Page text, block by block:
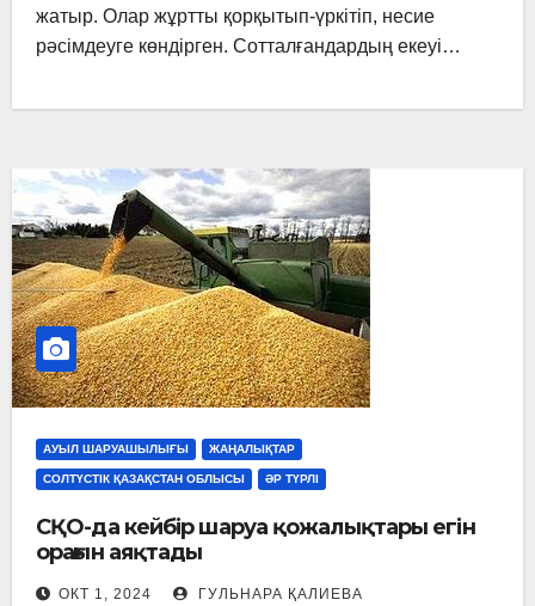
жатыр. Олар жұртты қорқытып-үркітіп, несие
рәсімдеуге көндірген. Сотталғандардың екеуі…
АУЫЛ ШАРУАШЫЛЫҒЫ ЖАҢАЛЫҚТАР
СОЛТҮСТІК ҚАЗАҚСТАН ОБЛЫСЫ ӘР ТҮРЛІ
СҚО-да кейбір шаруа қожалықтары егін
орағын аяқтады
ОКТ 1, 2024 ГУЛЬНАРА ҚАЛИЕВА